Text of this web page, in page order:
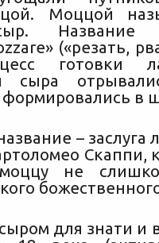
Моццой
сыр.
(«резать,
готовки
сыра
в
– заслуга
Скаппи,
не
для знати и